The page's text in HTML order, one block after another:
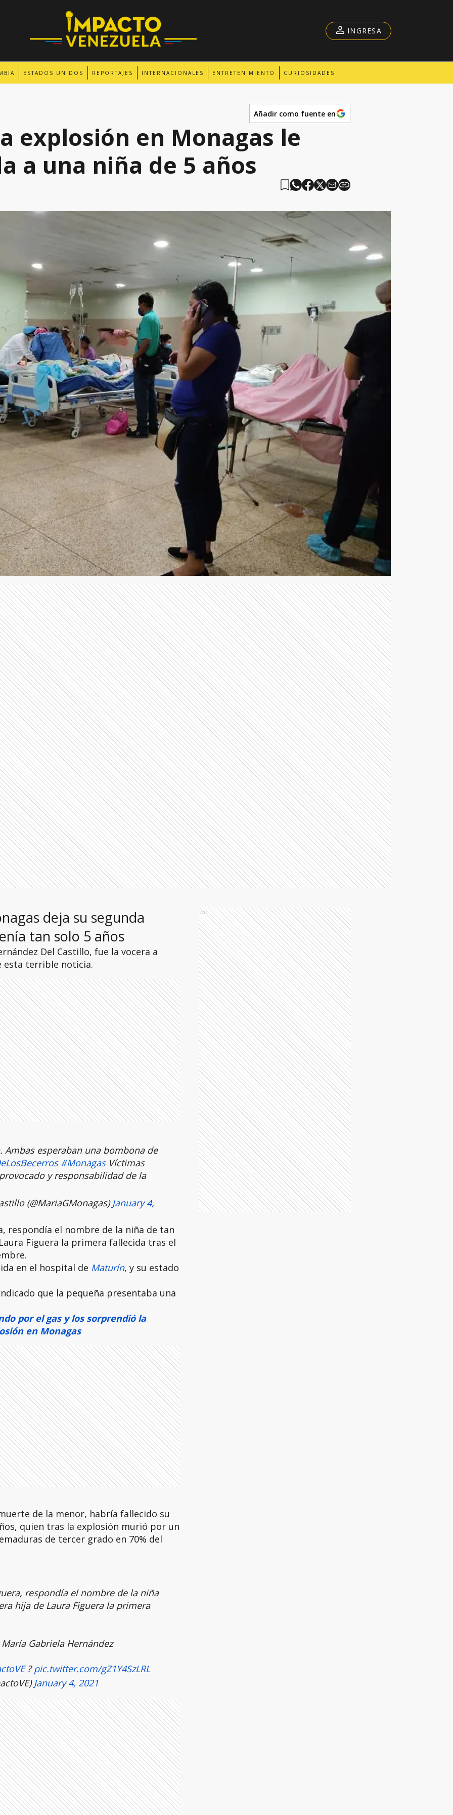
ESTADOS UNIDOS REPORTAJES INTERNACIONALES ENTRETENIMIENTO CURIOSIDADES
INGRESA
Añadir como fuente en
explosión en Monagas le
a una niña de 5 años
deja su segunda
tan solo 5 años
Del Castillo, fue la vocera a
esta terrible noticia.
Ambas esperaban una bombona de
#MonagasVíctimas
y responsabilidad de la
(@MariaGMonagas) January 4,
respondía el nombre de la niña de tan
Figuera la primera fallecida tras el
en el hospital de Maturín, y su estado
que la pequeña presentaba una
por el gas y los sorprendió la
en Monagas
de la menor, habría fallecido su
quien tras la explosión murió por un
de tercer grado en 70% del
respondía el nombre de la niña
hija de Laura Figuera la primera
Gabriela Hernández
?pic.twitter.com/gZ1Y4SzLRL
January 4, 2021
Ads